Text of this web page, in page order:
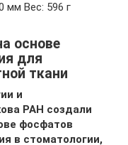
мм Вес: 596 г
основе
для
ткани
и
РАН создали
фосфатов
в стоматологии,